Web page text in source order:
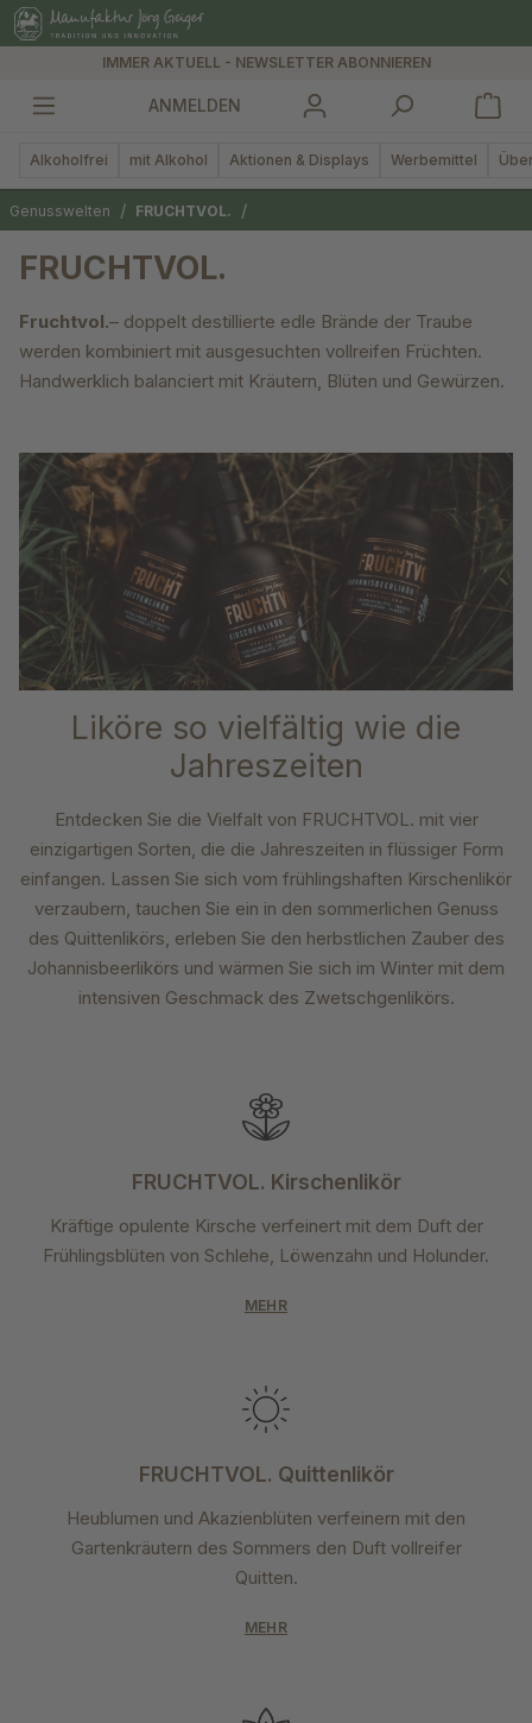
springen
IMMER AKTUELL - NEWSLETTER ABONNIEREN
ANMELDEN
Alkoholfrei mit Alkohol Aktionen & Displays Werbemittel
Genusswelten / FRUCHTVOL. /
FRUCHTVOL.
Fruchtvol.– doppelt destillierte edle Brände der Traube
werden kombiniert mit ausgesuchten vollreifen Früchten.
Handwerklich balanciert mit Kräutern, Blüten und Gewürzen.
Liköre so vielfältig wie die
Jahreszeiten
Entdecken Sie die Vielfalt von FRUCHTVOL. mit vier
einzigartigen Sorten, die die Jahreszeiten in flüssiger Form
einfangen. Lassen Sie sich vom frühlingshaften Kirschenlikör
verzaubern, tauchen Sie ein in den sommerlichen Genuss
des Quittenlikörs, erleben Sie den herbstlichen Zauber des
Johannisbeerlikörs und wärmen Sie sich im Winter mit dem
intensiven Geschmack des Zwetschgenlikörs.
FRUCHTVOL. Kirschenlikör
Kräftige opulente Kirsche verfeinert mit dem Duft der
Frühlingsblüten von Schlehe, Löwenzahn und Holunder.
MEHR
FRUCHTVOL. Quittenlikör
Heublumen und Akazienblüten verfeinern mit den
Gartenkräutern des Sommers den Duft vollreifer
Quitten.
MEHR